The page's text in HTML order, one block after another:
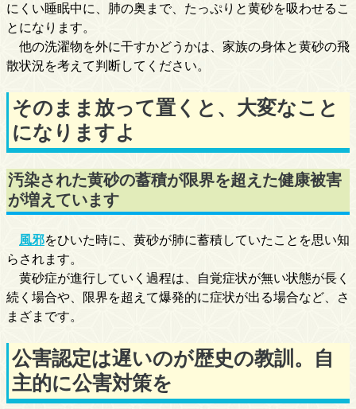
にくい睡眠中に、肺の奥まで、たっぷりと黄砂を吸わせるこ
とになります。
他の洗濯物を外に干すかどうかは、家族の身体と黄砂の飛
散状況を考えて判断してください。
そのまま放って置くと、大変なこと
になりますよ
汚染された黄砂の蓄積が限界を超えた健康被害
が増えています
風邪をひいた時に、黄砂が肺に蓄積していたことを思い知
らされます。
黄砂症が進行していく過程は、自覚症状が無い状態が長く
続く場合や、限界を超えて爆発的に症状が出る場合など、さ
まざまです。
公害認定は遅いのが歴史の教訓。自
主的に公害対策を